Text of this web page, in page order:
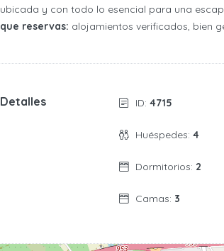
ubicada y con todo lo esencial para una
que reservas: alojamientos verificados, bien
Detalles ID: 4715
Huéspedes: 4
Dormitorios: 2
Camas: 3